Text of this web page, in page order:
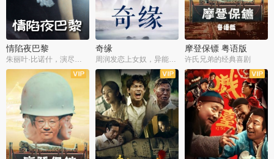
情陷夜巴黎
朱丽叶·比诺什，演尽失爱之痛
奇缘
周润发恋上女奴，异能护体战邪派
摩登保镖 粤语版
许氏兄弟的经典喜剧